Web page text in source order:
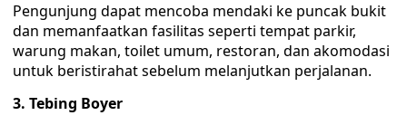
Pengunjung dapat mencoba mendaki ke puncak bukit
dan memanfaatkan fasilitas seperti tempat parkir,
warung makan, toilet umum, restoran, dan akomodasi
untuk beristirahat sebelum melanjutkan perjalanan.
3. Tebing Boyer